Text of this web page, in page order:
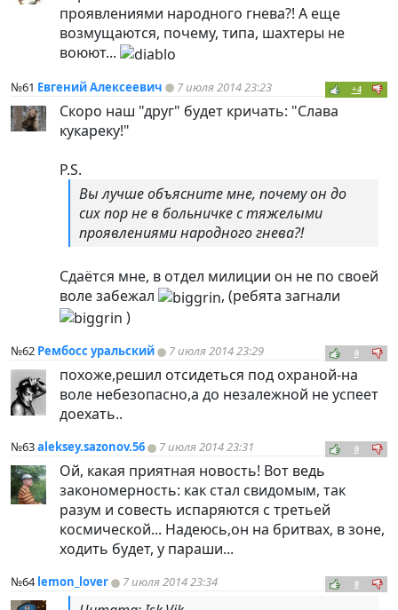
проявлениями народного гнева?! А еще
возмущаются, почему, типа, шахтеры не
воюют...
№61 Евгений Алексеевич 7 июля 2014 23:23 +4
Скоро наш "друг" будет кричать: "Слава
кукареку!"
P.S.
Вы лучше объясните мне, почему он до
сих пор не в больничке с тяжелыми
проявлениями народного гнева?!
Сдаётся мне, в отдел милиции он не по своей
воле забежал
, (ребята загнали
)
№62 Рембосс уральский 7 июля 2014 23:29 0
похоже,решил отсидеться под охраной-на
воле небезопасно,а до незалежной не успеет
доехать..
№63aleksey.sazonov.56 7 июля 2014 23:31 0
Ой, какая приятная новость! Вот ведь
закономерность: как стал свидомым, так
разум и совесть испаряются с третьей
космической... Надеюсь,он на бритвах, в зоне,
ходить будет, у параши...
№64lemon_lover 7 июля 2014 23:34 0